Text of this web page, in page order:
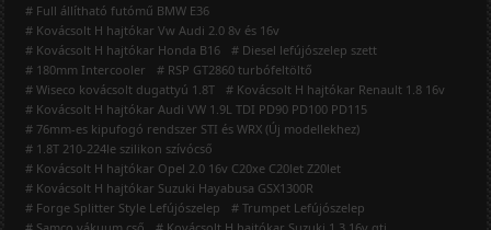
# Full állítható futómű BMW E36
# Kovácsolt H hajtókar Vw Audi 2.0 8v és 16v
# Kovácsolt H hajtókar Honda B16
# Diesel lefújószelep szett
# 180mm Intercooler
# RSP GT2860 turbófeltöltő
# Wiseco kovácsolt dugattyú 1.8T
# Kovácsolt H hajtókar Renault 1.8 16v
# Kovácsolt H hajtókar Audi VW 1.9L TDI PD90 PD100 PD115
# 76mm-es kipufogó rendszer STI és WRX (Új modellekhez)
# 1.8T 210-224le szilikon szívócső
# Kovácsolt H hajtókar Opel 2.0 16v C20xe C20let Z20let
# Kovácsolt H hajtókar Suzuki Hayabusa GSX1300R
# Forge Splitter Style Lefújószelep
# Trumpet Lefújószelep